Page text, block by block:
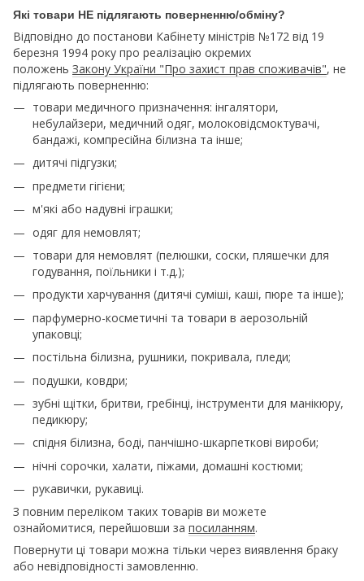
Які товари НЕ підлягають поверненню/обміну?
Відповідно до постанови Кабінету міністрів №172 від 19
березня 1994 року про реалізацію окремих
положень Закону України "Про захист прав споживачів", не
підлягають поверненню:
товари медичного призначення: інгалятори,
небулайзери, медичний одяг, молоковідсмоктувачі,
бандажі, компресійна білизна та інше;
дитячі підгузки;
предмети гігієни;
м'які або надувні іграшки;
одяг для немовлят;
товари для немовлят (пелюшки, соски, пляшечки для
годування, поїльники і т.д.);
продукти харчування (дитячі суміші, каші, пюре та інше);
парфумерно-косметичні та товари в аерозольній
упаковці;
постільна білизна, рушники, покривала, пледи;
подушки, ковдри;
зубні щітки, бритви, гребінці, інструменти для манікюру,
педикюру;
спідня білизна, боді, панчішно-шкарпеткові вироби;
нічні сорочки, халати, піжами, домашні костюми;
рукавички, рукавиці.
З повним переліком таких товарів ви можете
ознайомитися, перейшовши за посиланням.
Повернути ці товари можна тільки через виявлення браку
або невідповідності замовленню.